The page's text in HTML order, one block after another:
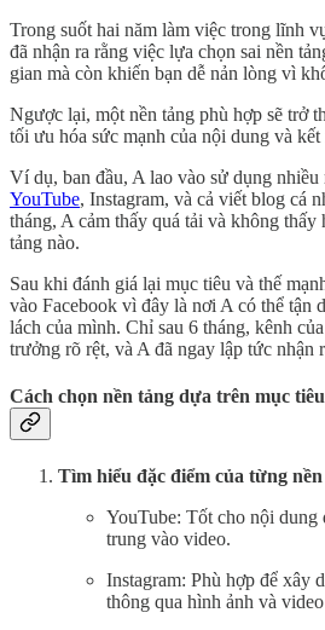
Trong suốt hai năm làm việc trong lĩnh
đã nhận ra rằng việc lựa chọn sai nền
gian mà còn khiến bạn dễ nản lòng vì
Ngược lại, một nền tảng phù hợp sẽ trở
tối ưu hóa sức mạnh của nội dung và
Ví dụ, ban đầu, A lao vào sử dụng nhiều
YouTube, Instagram, và cả viết blog cá
tháng, A cảm thấy quá tải và không thấy
tảng nào.
Sau khi đánh giá lại mục tiêu và thế
vào Facebook vì đây là nơi A có thể tận
lách của mình. Chỉ sau 6 tháng, kênh
trưởng rõ rệt, và A đã ngay lập tức nhận
Cách chọn nền tảng dựa trên mục
Tìm hiểu đặc điểm của từng
YouTube: Tốt cho nội dung
trung vào video.
Instagram: Phù hợp để xây
thông qua hình ảnh và